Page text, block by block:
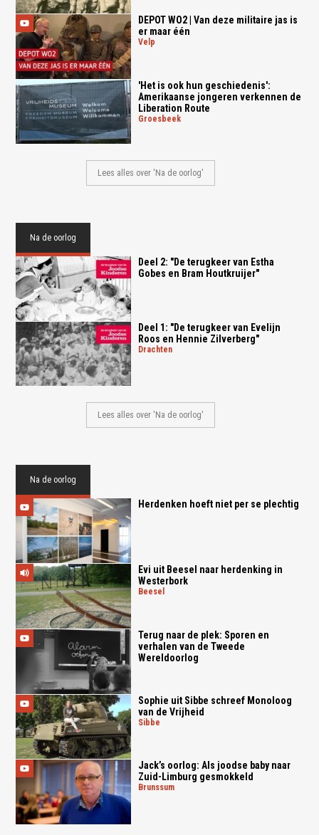
DEPOT WO2 | Van deze militaire jas is
er maar één
velp
'Het is ook hun geschiedenis':
Amerikaanse jongeren verkennen de
Liberation Route
groesbeek
Lees alles over 'Na de oorlog'
Na de oorlog
Deel 2: "De terugkeer van Estha
Gobes en Bram Houtkruijer"
Deel 1: "De terugkeer van Evelijn
Roos en Hennie Zilverberg"
drachten
Lees alles over 'Na de oorlog'
Na de oorlog
Herdenken hoeft niet per se plechtig
Evi uit Beesel naar herdenking in
Westerbork
beesel
Terug naar de plek: Sporen en
verhalen van de Tweede
Wereldoorlog
Sophie uit Sibbe schreef Monoloog
van de Vrijheid
sibbe
Jack’s oorlog: Als joodse baby naar
Zuid-Limburg gesmokkeld
brunssum